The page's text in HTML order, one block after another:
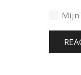
Mijn